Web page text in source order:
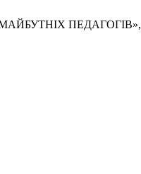
ПЕДАГОГІВ»,